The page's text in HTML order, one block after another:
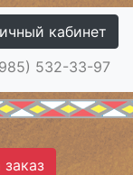
кабинет
532-33-97